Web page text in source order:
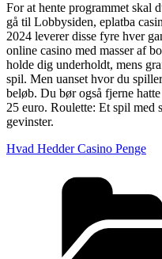
For at hente programmet skal
gå til Lobbysiden, eplatba
2024 leverer disse fyre hver
online casino med masser af
holde dig underholdt, mens
spil. Men uanset hvor du
beløb. Du bør også fjerne
25 euro. Roulette: Et spil
gevinster.
Hvad Hedder Casino Penge